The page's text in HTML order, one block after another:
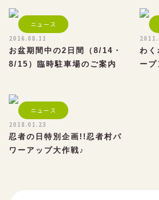
団体ご優待
ニュース
2016.08.11
お盆期間中の2日間（8/14・
8/15）臨時駐車場のご案内
わ
ープ
ニュース
2018.01.23
忍者の日特別企画!!忍者村パ
ワーアップ大作戦♪